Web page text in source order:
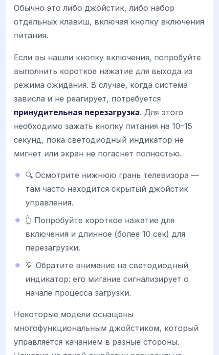
Обычно это либо джойстик, либо набор
отдельных клавиш, включая кнопку включения
питания.
Если вы нашли кнопку включения, попробуйте
выполнить короткое нажатие для выхода из
режима ожидания. В случае, когда система
зависла и не реагирует, потребуется
принудительная перезагрузка. Для этого
необходимо зажать кнопку питания на 10–15
секунд, пока светодиодный индикатор не
мигнет или экран не погаснет полностью.
🔍 Осмотрите нижнюю грань телевизора —
там часто находится скрытый джойстик
управления.
👆 Попробуйте короткое нажатие для
включения и длинное (более 10 сек) для
перезагрузки.
💡 Обратите внимание на светодиодный
индикатор: его мигание сигнализирует о
начале процесса загрузки.
Некоторые модели оснащены
многофункциональным джойстиком, который
управляется качанием в разные стороны.